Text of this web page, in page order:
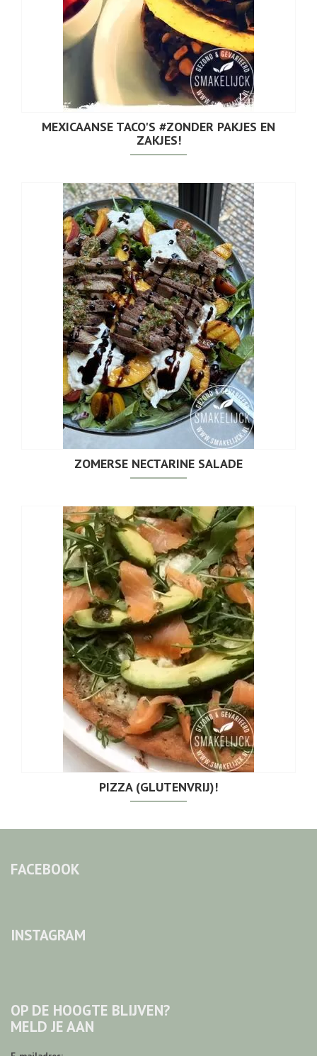
MEXICAANSE TACO'S #ZONDER PAKJES EN
ZAKJES!
ZOMERSE NECTARINE SALADE
PIZZA (GLUTENVRIJ)!
FACEBOOK
INSTAGRAM
OP DE HOOGTE BLIJVEN?
MELD JE AAN